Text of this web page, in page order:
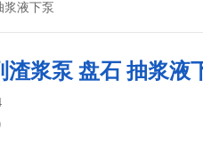
浆液下泵
浆泵 盘石 抽浆液